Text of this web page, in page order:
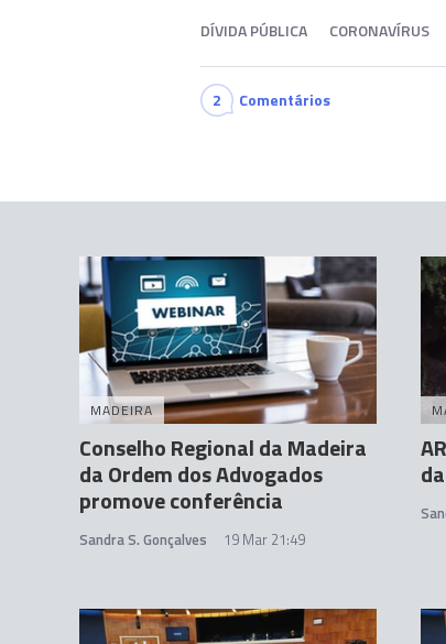
DÍVIDA PÚBLICA CORONAVÍRUS
2 Comentários
MADEIRA
Conselho Regional da Madeira
da Ordem dos Advogados
promove conferência
Sandra S. Gonçalves 19 Mar 21:49